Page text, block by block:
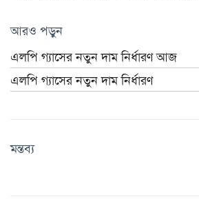
আরও পড়ুন
এলপি গ্যাসের নতুন দাম নির্ধারণ আজ
এলপি গ্যাসের নতুন দাম নির্ধারণ
মন্তব্য